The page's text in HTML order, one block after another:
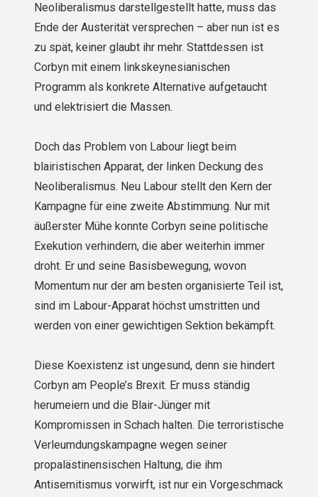
Neoliberalismus darstellgestellt hatte, muss das
Ende der Austerität versprechen – aber nun ist es
zu spät, keiner glaubt ihr mehr. Stattdessen ist
Corbyn mit einem linkskeynesianischen
Programm als konkrete Alternative aufgetaucht
und elektrisiert die Massen.
Doch das Problem von Labour liegt beim
blairistischen Apparat, der linken Deckung des
Neoliberalismus. Neu Labour stellt den Kern der
Kampagne für eine zweite Abstimmung. Nur mit
äußerster Mühe konnte Corbyn seine politische
Exekution verhindern, die aber weiterhin immer
droht. Er und seine Basisbewegung, wovon
Momentum nur der am besten organisierte Teil ist,
sind im Labour-Apparat höchst umstritten und
werden von einer gewichtigen Sektion bekämpft.
Diese Koexistenz ist ungesund, denn sie hindert
Corbyn am People’s Brexit. Er muss ständig
herumeiern und die Blair-Jünger mit
Kompromissen in Schach halten. Die terroristische
Verleumdungskampagne wegen seiner
propalästinensischen Haltung, die ihm
Antisemitismus vorwirft, ist nur ein Vorgeschmack